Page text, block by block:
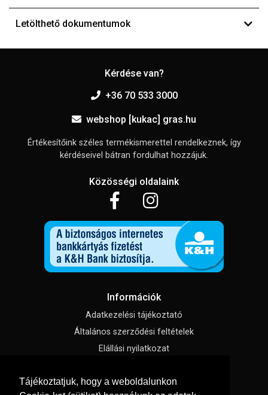
Tájékoztatjuk, hogy a weboldalunkon
Letölthető dokumentumok
Kérdése van?
+36 70 533 3000
webshop [kukac] gras.hu
Értékesítőink széles termékismerettel rendelkeznek, így
kérdéseivel bátran fordulhat hozzájuk.
Közösségi oldalaink
Információk
Adatkezelési tájékoztató
Általános szerződési feltételek
Elállási nyilatkozat
Süti beállítások